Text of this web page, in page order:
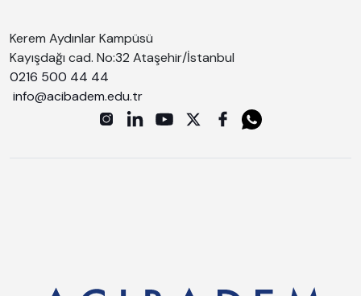
Kerem Aydınlar Kampüsü
Kayışdağı cad. No:32 Ataşehir/İstanbul
0216 500 44 44
info@acibadem.edu.tr